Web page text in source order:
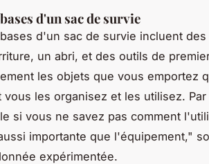
d'un sac de survie
d'un sac de survie incluent
un abri, et des outils de
les objets que vous emportez
vous les organisez et les utilisez.
si vous ne savez pas comment
importante que l'équipement,"
expérimentée.